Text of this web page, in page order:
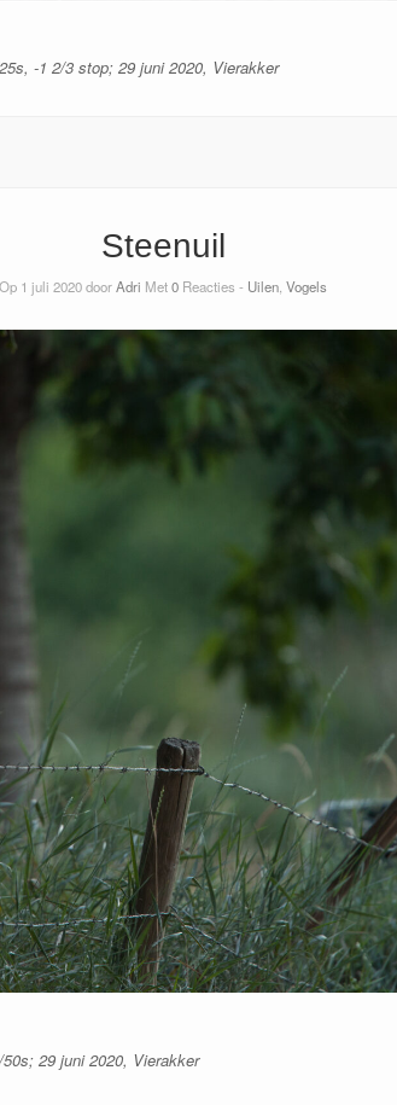
-1 2/3 stop; 29 juni 2020, Vierakker
Steenuil
Op 1 juli 2020 doorAdri Met0 Reacties - Uilen, Vogels
29 juni 2020, Vierakker